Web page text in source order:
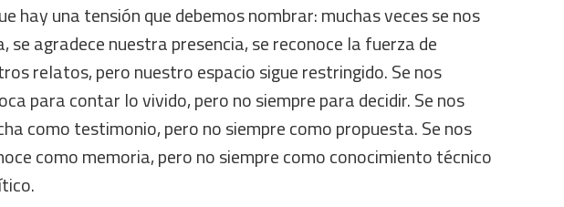
hay una tensión que debemos nombrar: muchas veces se nos
se agradece nuestra presencia, se reconoce la fuerza de
relatos, pero nuestro espacio sigue restringido. Se nos
para contar lo vivido, pero no siempre para decidir. Se nos
como testimonio, pero no siempre como propuesta. Se nos
como memoria, pero no siempre como conocimiento técnico